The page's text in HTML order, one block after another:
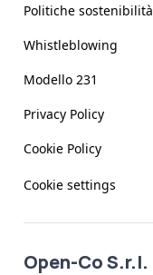
Politiche sostenibilità
Whistleblowing
Modello 231
Privacy Policy
Cookie Policy
Cookie settings
Open-Co S.r.l.